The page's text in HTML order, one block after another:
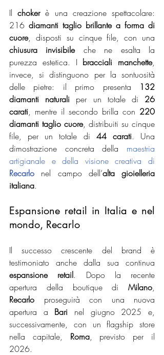
Il choker è una creazione spettacolare:
216 diamanti taglio brillante a forma di
cuore
chiusura invisibile che ne esalta la
purezza estetica. I bracciali manchette,
invece, si distinguono per la sontuosità
delle pietre: il primo presenta
132
diamanti naturali per un totale di 26
carati, mentre il secondo brilla con 220
diamanti taglio cuore, distribuiti su cinque
file, per un totale di 44 carati. Una
dimostrazione concreta della maestria
Recarlo nel campo dell’alta gioielleria
italiana.
Espansione retail in Italia e nel
mondo, Recarlo
Il successo crescente del brand è
espansione retail. Dopo la recente
apertura della boutique di Milano
Recarlo proseguirà con una nuova
apertura a Bari nel giugno 2025 e,
successivamente, con un flagship store
nella capitale, Roma, previsto per il
2026.